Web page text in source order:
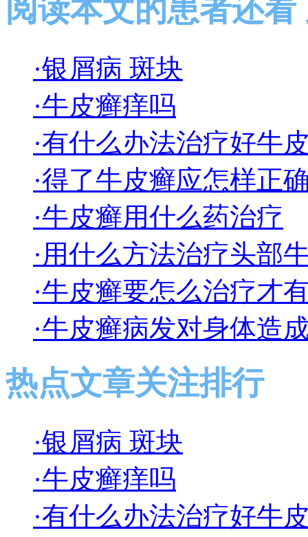
阅读本文的患者还看
·银屑病 斑块
·牛皮癣痒吗
·有什么办法治疗好牛
·得了牛皮癣应怎样正
·牛皮癣用什么药治疗
·用什么方法治疗头部
·牛皮癣要怎么治疗才
·牛皮癣病发对身体造
热点文章关注排行
·银屑病 斑块
·牛皮癣痒吗
·有什么办法治疗好牛